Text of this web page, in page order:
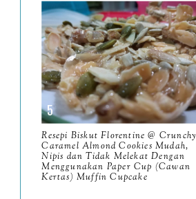
March11
February9
January6
202393
December 11
November8
October11
Resepi Biskut Florentine @ Crunchy
Caramel Almond Cookies Mudah,
Nipis dan Tidak Melekat Dengan
Menggunakan Paper Cup (Cawan
Kertas) Muffin Cupcake